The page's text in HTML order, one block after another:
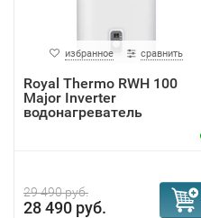
избранное сравнить
Royal Thermo RWH 100
Major Inverter
водонагреватель
29 490 руб.
28 490 руб.